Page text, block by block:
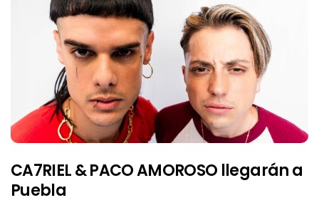
CA7RIEL & PACO AMOROSO llegarán a
Puebla